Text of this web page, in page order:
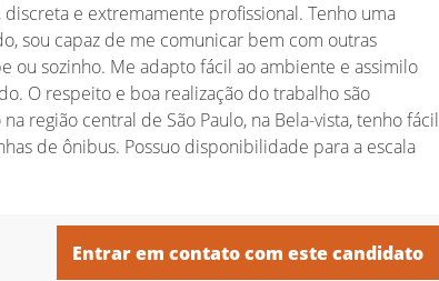
e extremamente profissional. Tenho uma
sou capaz de me comunicar bem com outras
ou sozinho. Me adapto fácil ao ambiente e assimilo
O respeito e boa realização do trabalho são
região central de São Paulo, na Bela-vista, tenho fácil
de ônibus. Possuo disponibilidade para a escala
Entrar em contato com este candidato